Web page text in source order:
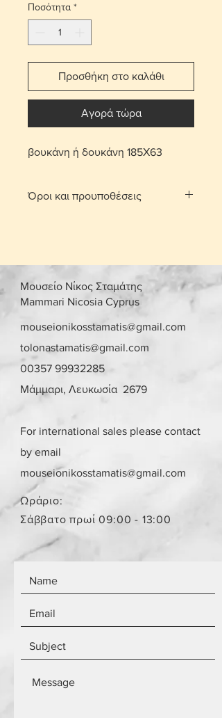
Ποσότητα *
Προσθήκη στο καλάθι
Αγορά τώρα
βουκάνη ή δουκάνη 185Χ63
Όροι και προυποθέσεις
Για τις περιοχές Λευκωσίας και
Λεμεσού μπορείτε να πατήσετε την
επιλογή «σημεία συνάντησης». Θα
οριστεί σημείο συνάντησης και
ραντεβού, στην περιοχή
αντίστοιχα, μετά από επικοινωνία.
Γίνονται αποδεκτές επιστροφές
εντός 10 ημερών με επιβάρυνση
μεταφορικών από τον αγοραστή.
στην ίδια κατάσταση που έχει
Το κόστος παράδοσης για ένα
παραλήπτη παραμένει το ίδιο
αντικειμένων.
Τα αντικείμενα δεν είναι
καινούργια.
Μουσείο Νίκος Σταμάτης
Mammari Nicosia Cyprus
mouseionikosstamatis@gmail.com
tolonastamatis@gmail.com
00357 99932285
Μάμμαρι, Λευκωσία 2679
For international sales please contact
by email
mouseionikosstamatis@gmail.com
Ωράριο:
Σάββατο πρωί 09:00 - 13:00